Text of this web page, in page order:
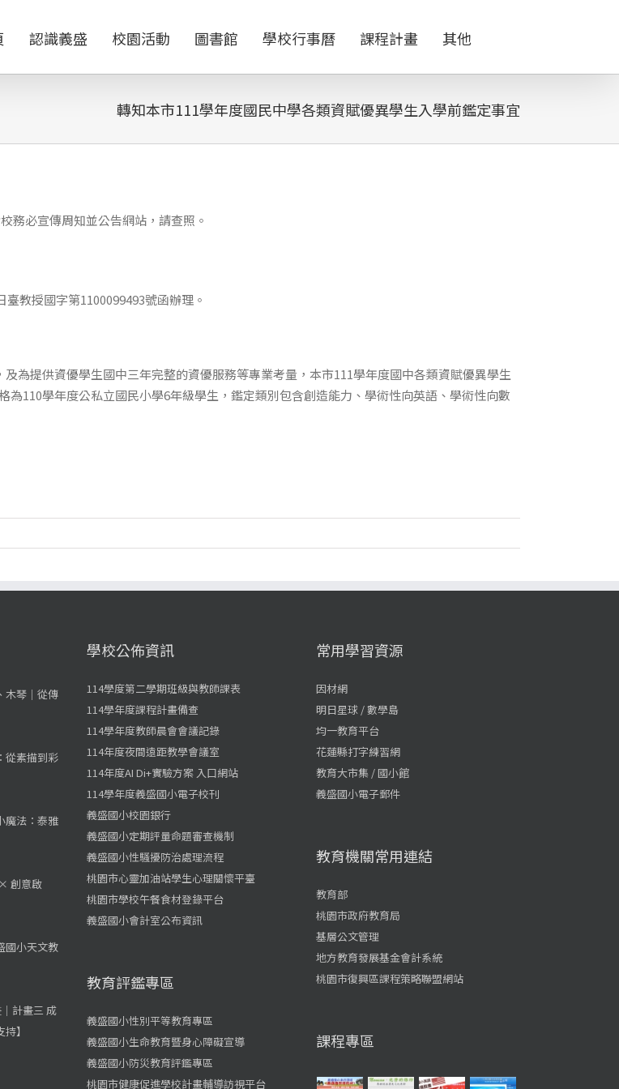
認識義盛 校園活動 圖書館 學校行事曆 課程計畫 其他
轉知本市111學年度國民中學各類資賦優異學生入學前鑑定事宜
務必宣傳周知並公告網站，請查照。
教授國字第1100099493號函辦理。
為提供資優學生國中三年完整的資優服務等專業考量，本市111學年度國中各類資賦優異學生
110學年度公私立國民小學6年級學生，鑑定類別包含創造能力、學術性向英語、學術性向數
木琴｜從傳
從素描到彩
魔法：泰雅
創意啟
國小天文教
計畫三 成
】
學校公佈資訊
114學度第二學期班級與教師課表
114學年度課程計畫備查
114學年度教師晨會會議記錄
114年度夜間遠距教學會議室
114年度AI Di+實驗方案 入口網站
114學年度義盛國小電子校刊
義盛國小校園銀行
義盛國小定期評量命題審查機制
義盛國小性騷擾防治處理流程
桃園市心靈加油站學生心理關懷平臺
桃園市學校午餐食材登錄平台
義盛國小會計室公布資訊
教育評鑑專區
義盛國小性別平等教育專區
義盛國小生命教育暨身心障礙宣導
義盛國小防災教育評鑑專區
桃園市健康促進學校計畫輔導訪視平台
常用學習資源
因材網
明日星球 / 數學島
均一教育平台
花蓮縣打字練習網
教育大市集 / 國小館
義盛國小電子郵件
教育機關常用連結
教育部
桃園市政府教育局
基層公文管理
地方教育發展基金會計系統
桃園市復興區課程策略聯盟網站
課程專區